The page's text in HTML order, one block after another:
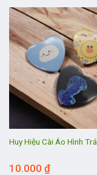
Huy Hiệu Cài Áo Hình
10.000 ₫